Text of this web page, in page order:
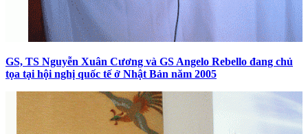
GS, TS Nguyễn Xuân Cương và GS Angelo Rebello đang chủ
tọa tại hội nghị quốc tế ở Nhật Bản năm 2005